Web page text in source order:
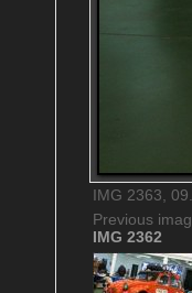
IMG 2363,
Previous
IMG 2362